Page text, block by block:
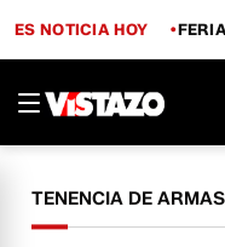
ES NOTICIA HOY
TENENCIA DE ARMAS